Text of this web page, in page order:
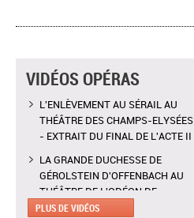
VIDÉOS OPÉRAS
L'ENLÈVEMENT AU SÉRAIL AU
THÉÂTRE DES CHAMPS-ELYSÉES
- EXTRAIT DU FINAL DE L'ACTE II
LA GRANDE DUCHESSE DE
GÉROLSTEIN D'OFFENBACH AU
THÉÂTRE DE L'ODÉON DE
MARSEILLE - EXTRAIT DE "AH !
PLUS DE VIDÉOS